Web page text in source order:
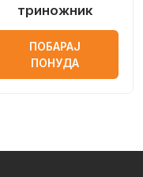
триножник
ПОБАРАЈ
ПОНУДА